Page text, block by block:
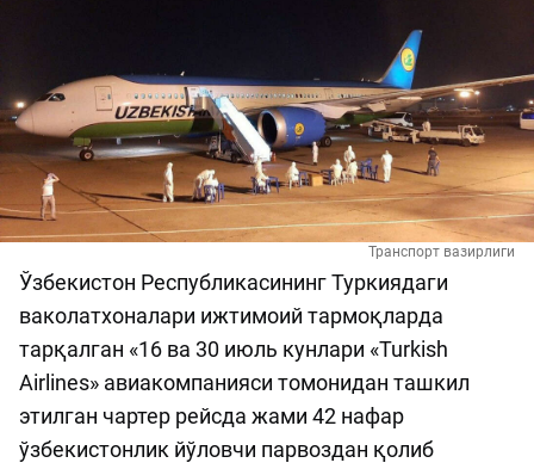
Транспорт вазирлиги
Ўзбекистон Республикасининг Туркиядаги
ваколатхоналари ижтимоий тармоқларда
тарқалган «16 ва 30 июль кунлари «Turkish
Airlines» авиакомпанияси томонидан ташкил
этилган чартер рейсда жами 42 нафар
ўзбекистонлик йўловчи парвоздан қолиб